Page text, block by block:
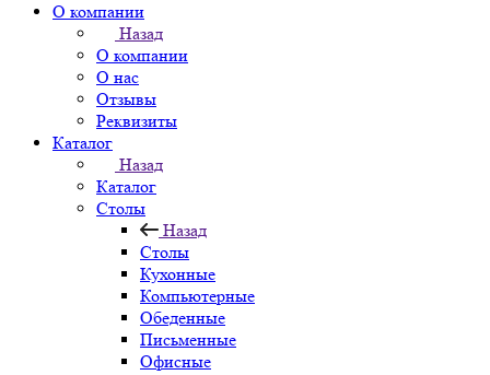
О компании
Назад
О компании
О нас
Отзывы
Реквизиты
Каталог
Назад
Каталог
Столы
Назад
Столы
Кухонные
Компьютерные
Обеденные
Письменные
Офисные